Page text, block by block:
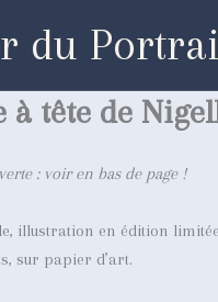
du
à tête de
: voir en bas de page !
illustration en édition
sur papier d’art.